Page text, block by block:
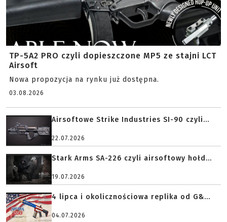
TP-5A2 PRO czyli dopieszczone MP5 ze stajni LCT
Airsoft
Nowa propozycja na rynku już dostępna.
03.08.2026
Airsoftowe Strike Industries SI-90 czyli...
22.07.2026
Stark Arms SA-226 czyli airsoftowy hołd...
19.07.2026
4 lipca i okolicznościowa replika od G&...
04.07.2026